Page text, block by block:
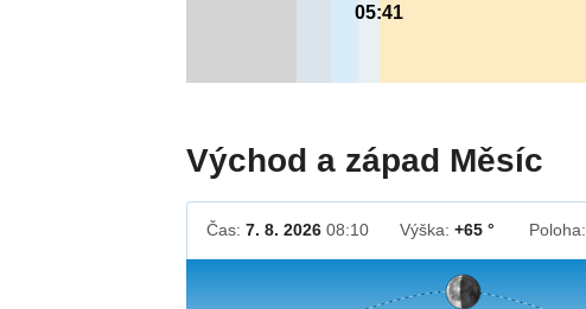
05:41
Východ a západ Měsíc
Čas:7. 8. 2026 08:10 Výška:+65 ° Poloha: